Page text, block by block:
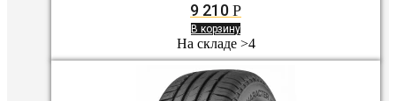
9 210 Р
В корзину
На складе >4